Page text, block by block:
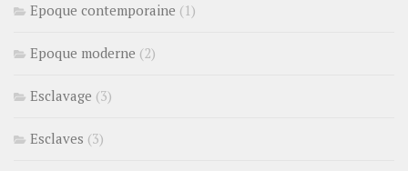
Epoque contemporaine (1)
Epoque moderne (2)
Esclavage (3)
Esclaves (3)